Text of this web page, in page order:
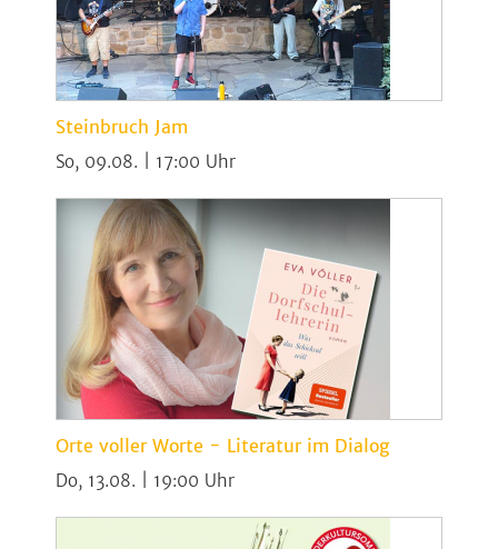
Steinbruch Jam
So, 09.08. | 17:00
Orte voller Worte - Literatur im Dialog
Do, 13.08. | 19:00